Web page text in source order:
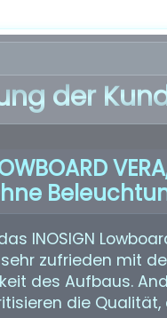
der
INOSIGN
zufrieden mit
des Aufbaus.
die